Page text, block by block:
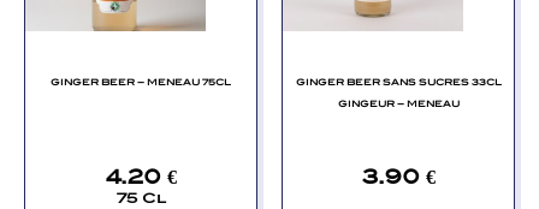
GINGER BEER – MENEAU 75CL
4.20 €
75 Cl
GINGER BEER SANS SUCRES 33CL
GINGEUR – MENEAU
3.90 €